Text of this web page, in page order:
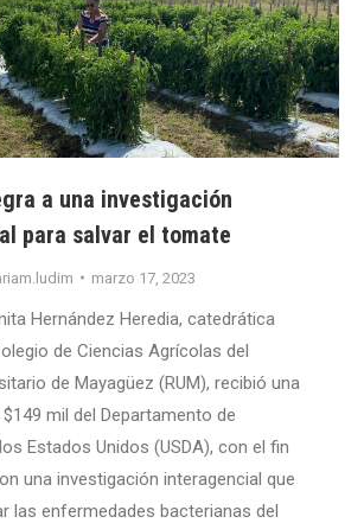
a una investigación
para salvar el tomate
marzo 17, 2023
Hernández Heredia, catedrática
de Ciencias Agrícolas del
de Mayagüez (RUM), recibió una
mil del Departamento de
Estados Unidos (USDA), con el fin
una investigación interagencial que
las enfermedades bacterianas del